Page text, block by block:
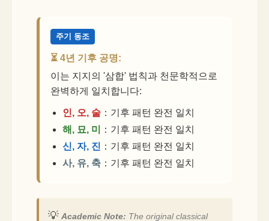
주기 동조
⏳ 4년 기후 공명:
이는 지지의 '삼합' 법칙과 천문학적으로
완벽하게 일치합니다:
인, 오, 술 ：기후 패턴 완전 일치
해, 묘, 미
：기후 패턴 완전 일치
신, 자, 진 ：기후 패턴 완전 일치
사, 유, 축 ：기후 패턴 완전 일치
💡 Academic Note: The original classical